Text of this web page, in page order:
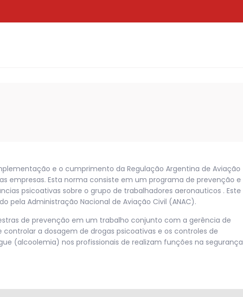
e o cumprimento da Regulação Argentina de Aviação
empresas. Esta norma consiste em um programa de prevenção e
psicoativas sobre o grupo de trabalhadores aeronauticos . Este
pela Administração Nacional de Aviação Civil (ANAC).
de prevenção em um trabalho conjunto com a gerência de
a dosagem de drogas psicoativas e os controles de
(alcoolemia) nos profissionais de realizam funções na segurança